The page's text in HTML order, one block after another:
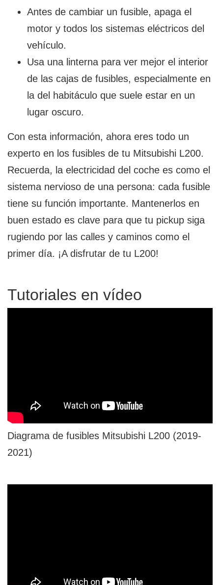
Antes de cambiar un fusible, apaga el
motor y todos los sistemas eléctricos del
vehículo.
Usa una linterna para ver mejor el interior
de las cajas de fusibles, especialmente en
la del habitáculo que suele estar en un
lugar oscuro.
Con esta información, ahora eres todo un
experto en los fusibles de tu Mitsubishi L200.
Recuerda, la electricidad del coche es como el
sistema nervioso de una persona: cada fusible
tiene su función importante. Mantenerlos en
buen estado es clave para que tu pickup siga
rugiendo por las calles y caminos como el
primer día. ¡A disfrutar de tu L200!
Tutoriales en vídeo
Diagrama de fusibles Mitsubishi L200 (2019-
2021)